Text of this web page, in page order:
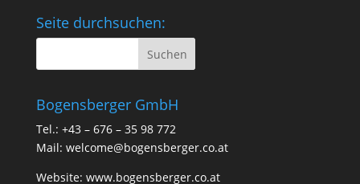
Seite durchsuchen:
Bogensberger GmbH
Tel.: +43 – 676 – 35 98 772
Mail: welcome@bogensberger.co.at
Website: www.bogensberger.co.at